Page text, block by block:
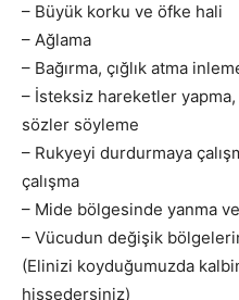
– Büyük korku ve öfke hali
– Ağlama
– Bağırma, çığlık atma
– İsteksiz hareketler
sözler söyleme
– Rukyeyi durdurmaya
çalışma
– Mide bölgesinde yanma
– Vücudun değişik
(Elinizi koyduğumuzda
hissedersiniz)